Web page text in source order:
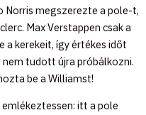
Norris megszerezte a pole-t,
Max Verstappen csak a
a kerekeit, így értékes időt
tudott újra próbálkozni.
be a Williamst!
emlékeztessen: itt a pole